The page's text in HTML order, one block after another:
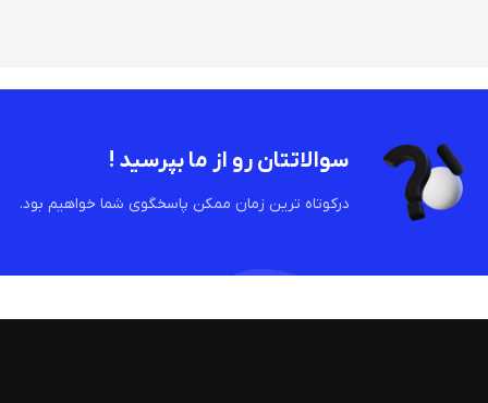
سوالاتتان رو از ما بپرسید !
درکوتاه ترین زمان ممکن پاسخگوی شما خواهیم بود.